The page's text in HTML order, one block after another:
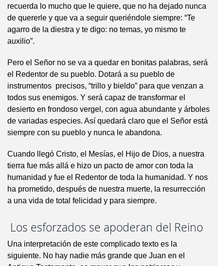
recuerda lo mucho que le quiere, que no ha dejado nunca
de quererle y que va a seguir queriéndole siempre: “Te
agarro de la diestra y te digo: no temas, yo mismo te
auxilio”.
Pero el Señor no se va a quedar en bonitas palabras, será
el Redentor de su pueblo. Dotará a su pueblo de
instrumentos precisos, “trillo y bieldo” para que venzan a
todos sus enemigos. Y será capaz de transformar el
desierto en frondoso vergel, con agua abundante y árboles
de variadas especies. Así quedará claro que el Señor está
siempre con su pueblo y nunca le abandona.
Cuando llegó Cristo, el Mesías, el Hijo de Dios, a nuestra
tierra fue más allá e hizo un pacto de amor con toda la
humanidad y fue el Redentor de toda la humanidad. Y nos
ha prometido, después de nuestra muerte, la resurrección
a una vida de total felicidad y para siempre.
Los esforzados se apoderan del Reino
Una interpretación de este complicado texto es la
siguiente. No hay nadie más grande que Juan en el